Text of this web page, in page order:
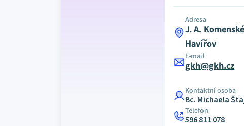
Adresa
J. A.
Havířov
E-mail
gkh@gkh.cz
Kontaktní osoba
Bc. Michaela
Telefon
596 811 078